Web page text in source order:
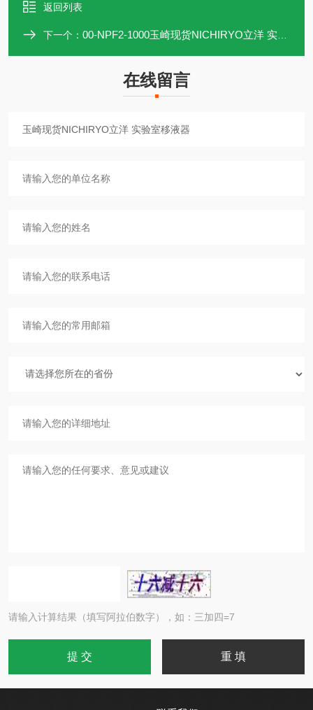
返回列表
下一个： 00-NPF2-1000玉崎现货NICHIRYO立洋 实验室移液器
在线留言
请输入计算结果（填写阿拉伯数字），如：三加四=7